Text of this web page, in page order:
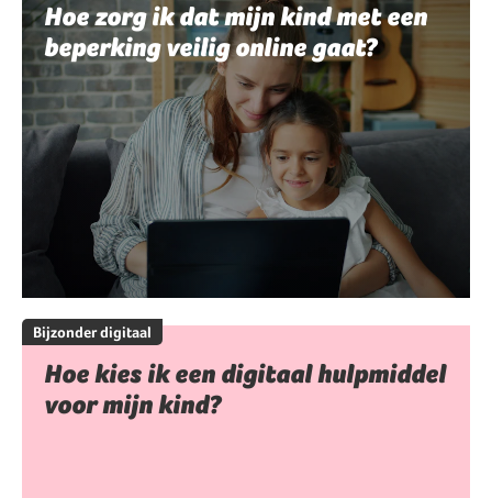
Hoe zorg ik dat mijn kind met een
beperking veilig online gaat?
Bijzonder digitaal
Hoe kies ik een digitaal hulpmiddel
voor mijn kind?